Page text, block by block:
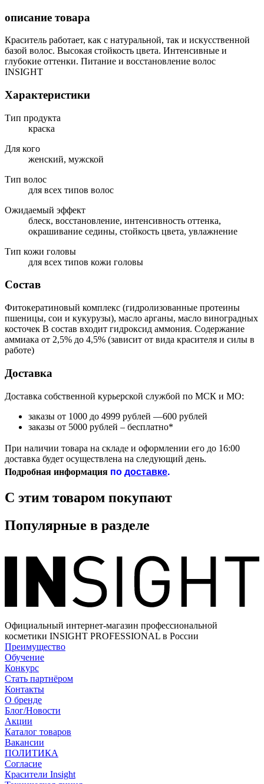
описание товара
Краситель работает, как с натуральной, так и искусственной
базой волос. Высокая стойкость цвета. Интенсивные и
глубокие оттенки. Питание и восстановление волос
INSIGHT
Характеристики
Тип продукта
краска
Для кого
женский, мужской
Тип волос
для всех типов волос
Ожидаемый эффект
блеск, восстановление, интенсивность оттенка,
окрашивание седины, стойкость цвета, увлажнение
Тип кожи головы
для всех типов кожи головы
Состав
Фитокератиновый комплекс (гидролизованные протеины
пшеницы, сои и кукурузы), масло арганы, масло виноградных
косточек В состав входит гидроксид аммония. Содержание
аммиака от 2,5% до 4,5% (зависит от вида красителя и силы в
работе)
Доставка
Доставка собственной курьерской службой по МСК и МО:
заказы от 1000 до 4999 рублей —600 рублей
заказы от 5000 рублей – бесплатно*
При наличии товара на складе и оформлении его до 16:00
доставка будет осуществлена на следующий день.
Подробная информация подоставке.
С этим товаром покупают
Популярные в разделе
Официальный интернет-магазин профессиональной
косметики INSIGHT PROFESSIONAL в России
Преимущество
Обучение
Конкурс
Стать партнёром
Контакты
О бренде
Блог/Новости
Акции
Каталог товаров
Вакансии
ПОЛИТИКА
Согласие
Краcители Insight